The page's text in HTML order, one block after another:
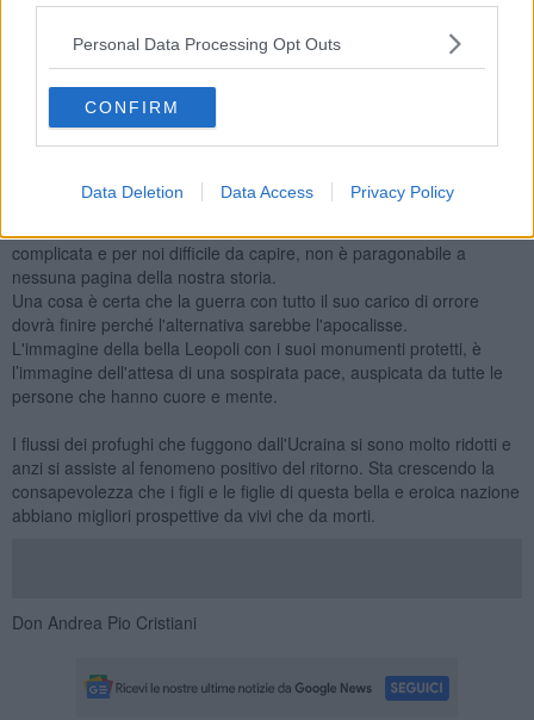
Personal Data Processing Opt Outs
CONFIRM
Data Deletion Data Access Privacy Policy
Chiedono sempre più armi e sempre più potenti, ma queste
allungano una tragica agonia. Io non voglio parlare di resa perché
raggiungere un accordo sarebbe comunque una grande vittoria.
Risparmiare vite è una vittoria, cessare le distruzioni è una vittoria,
ricominciare a vivere senza violenza e paura è la più grande
vittoria.
già troppo tardi! perché attendere ancora?
L’ostinazione di Putin che si sente appoggiato dai russofoni va
complicata e per noi difficile da capire, non è paragonabile a
nessuna pagina della nostra storia.
Una cosa è certa che la guerra con tutto il suo carico di orrore
dovrà finire perché l'alternativa sarebbe l'apocalisse.
L'immagine della bella Leopoli con i suoi monumenti protetti, è
l’immagine dell'attesa di una sospirata pace, auspicata da tutte le
persone che hanno cuore e mente.
I flussi dei profughi che fuggono dall'Ucraina si sono molto ridotti e
anzi si assiste al fenomeno positivo del ritorno. Sta crescendo la
consapevolezza che i figli e le figlie di questa bella e eroica nazione
abbiano migliori prospettive da vivi che da morti.
Don Andrea Pio Cristiani